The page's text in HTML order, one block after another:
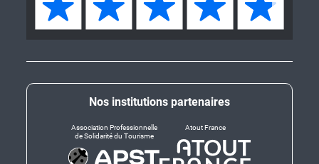
Nos institutions partenaires
Association Professionnelle
de Solidarité du Tourisme
Atout France